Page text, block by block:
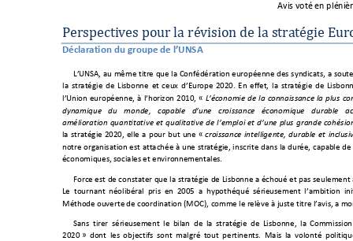
Avis voté en plé
Perspectives pour la révision de la stratégie Eur
Déclaration du groupe de l’UNSA
L’UNSA, au même titre que la Confédération européenne des syndicats, a
la stratégie de Lisbonne et ceux d’Europe 2020. En effet, la stratégie de
l’Union européenne, à l’horizon 2010, « L’économie de la connaissance la plus
dynamique du monde, capable d’une croissance économique durable
amélioration quantitative et qualitative de l’emploi et d’une plus grande cohés
la stratégie 2020, elle a pour but une « croissance intelligente, durable et in
notre organisation est attachée à une stratégie, inscrite dans la durée, capable de
économiques, sociales et environnementales.
Force est de constater que la stratégie de Lisbonne a échoué et pas seulement
Le tournant néolibéral pris en 2005 a hypothéqué sérieusement l’ambition
Méthode ouverte de coordination (MOC), comme le relève à juste titre l’avis, a
Sans tirer sérieusement le bilan de la stratégie de Lisbonne, la C
2020 » dont les objectifs sont malgré tout pertinents. Mais la volonté poli